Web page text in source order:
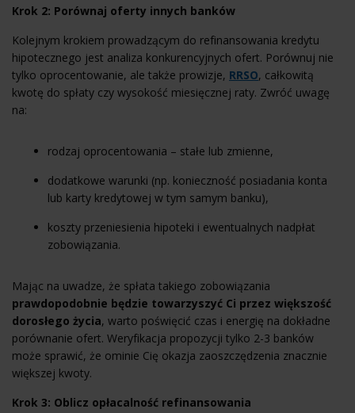
Krok 2: Porównaj oferty innych banków
Kolejnym krokiem prowadzącym do refinansowania kredytu
hipotecznego jest analiza konkurencyjnych ofert. Porównuj nie
tylko oprocentowanie, ale także prowizje, RRSO, całkowitą
kwotę do spłaty czy wysokość miesięcznej raty. Zwróć uwagę
na:
rodzaj oprocentowania – stałe lub zmienne,
dodatkowe warunki (np. konieczność posiadania konta
lub karty kredytowej w tym samym banku),
koszty przeniesienia hipoteki i ewentualnych nadpłat
zobowiązania.
Mając na uwadze, że spłata takiego zobowiązania
prawdopodobnie będzie towarzyszyć Ci przez większość
dorosłego życia, warto poświęcić czas i energię na dokładne
porównanie ofert. Weryfikacja propozycji tylko 2-3 banków
może sprawić, że ominie Cię okazja zaoszczędzenia znacznie
większej kwoty.
Krok 3: Oblicz opłacalność refinansowania